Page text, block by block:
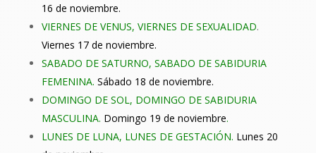
16 de noviembre.
VIERNES DE VENUS, VIERNES DE SEXUALIDAD.
Viernes 17 de noviembre.
SABADO DE SATURNO, SABADO DE SABIDURIA
FEMENINA. Sábado 18 de noviembre.
DOMINGO DE SOL, DOMINGO DE SABIDURIA
MASCULINA. Domingo 19 de noviembre.
LUNES DE LUNA, LUNES DE GESTACIÓN. Lunes 20